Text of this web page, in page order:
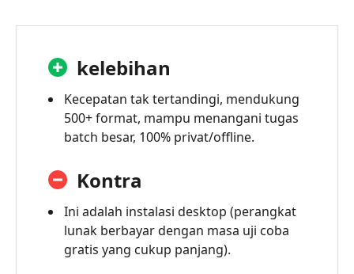
kelebihan
Kecepatan tak tertandingi, mendukung
500+ format, mampu menangani tugas
batch besar, 100% privat/offline.
Kontra
Ini adalah instalasi desktop (perangkat
lunak berbayar dengan masa uji coba
gratis yang cukup panjang).